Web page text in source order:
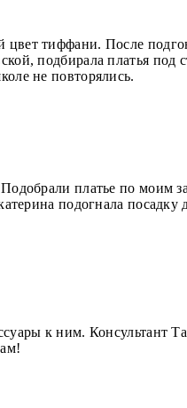
цвет тиффани. После
подбирала платья под
не повторялись.
платье по моим
подогнала посадку
к ним. Консультант